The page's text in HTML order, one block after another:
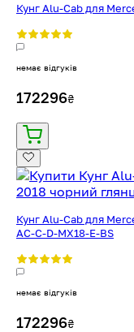
Кунг Alu-Cab для
немає відгуків
172296₴
Кунг Alu-Cab для
AC-C-D-MX18-E-BS
немає відгуків
172296₴